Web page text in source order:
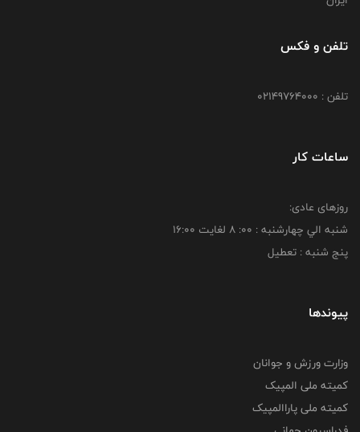
تلفن و فکس
تلفن : 02149764000
ساعات کار
روزهای عادی:
شنبه الي چهارشنبه : 00: 8 لغايت 16:00
پنج شنبه : تعطیل
پیوندها
وزارت ورزش و جوانان
کمیته ملی المپیک
کمیته ملی پاراالمپیک